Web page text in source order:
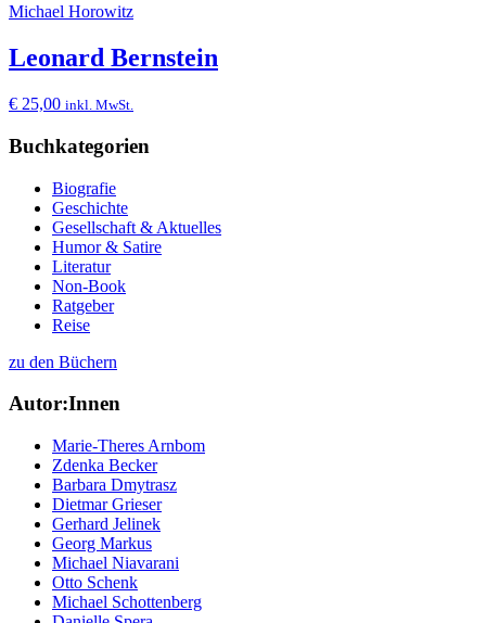
Michael Horowitz
Leonard Bernstein
€ 25,00 inkl. MwSt.
Buchkategorien
Biografie
Geschichte
Gesellschaft & Aktuelles
Humor & Satire
Literatur
Non-Book
Ratgeber
Reise
zu den Büchern
Autor:Innen
Marie-Theres Arnbom
Zdenka Becker
Barbara Dmytrasz
Dietmar Grieser
Gerhard Jelinek
Georg Markus
Michael Niavarani
Otto Schenk
Michael Schottenberg